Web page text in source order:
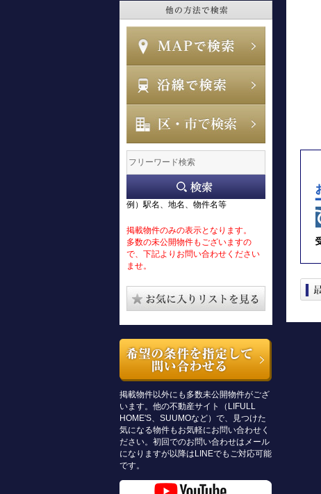
例）駅名、地名、物件名等
掲載物件のみの表示となります。
多数の未公開物件もございますの
で、下記よりお問い合わせください
ませ。
掲載物件以外にも多数未公開物件がござ
います。他の不動産サイト（LIFULL
HOME'S、SUUMOなど）で、見つけた
気になる物件もお気軽にお問い合わせく
ださい。初回でのお問い合わせはメール
になりますが以降はLINEでもご対応可能
です。